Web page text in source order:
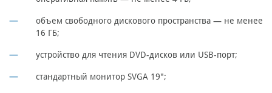
объем свободного дискового пространства — не менее
16 ГБ;
устройство для чтения DVD-дисков или USB-порт;
стандартный монитор SVGA 19";